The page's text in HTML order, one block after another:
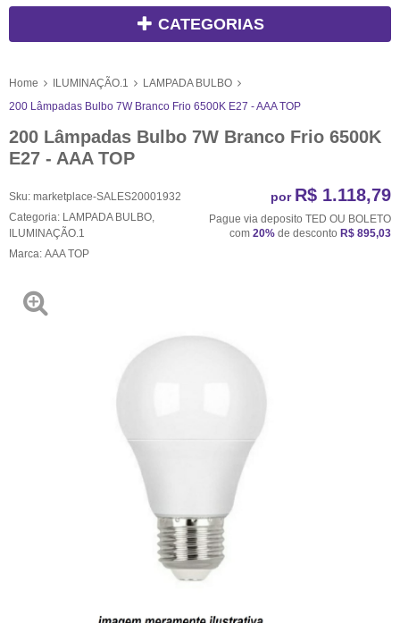
CATEGORIAS
Home ILUMINAÇÃO.1
LAMPADA BULBO
200 Lâmpadas Bulbo 7W Branco Frio 6500K E27 - AAA TOP
200 Lâmpadas Bulbo 7W Branco Frio 6500K
E27 - AAA TOP
Sku: marketplace-SALES20001932
Categoria: LAMPADA BULBO
ILUMINAÇÃO.1
Marca: AAA TOP
por R$ 1.118,79
Pague via deposito TED OU BOLETO
com 20% de desconto R$ 895,03